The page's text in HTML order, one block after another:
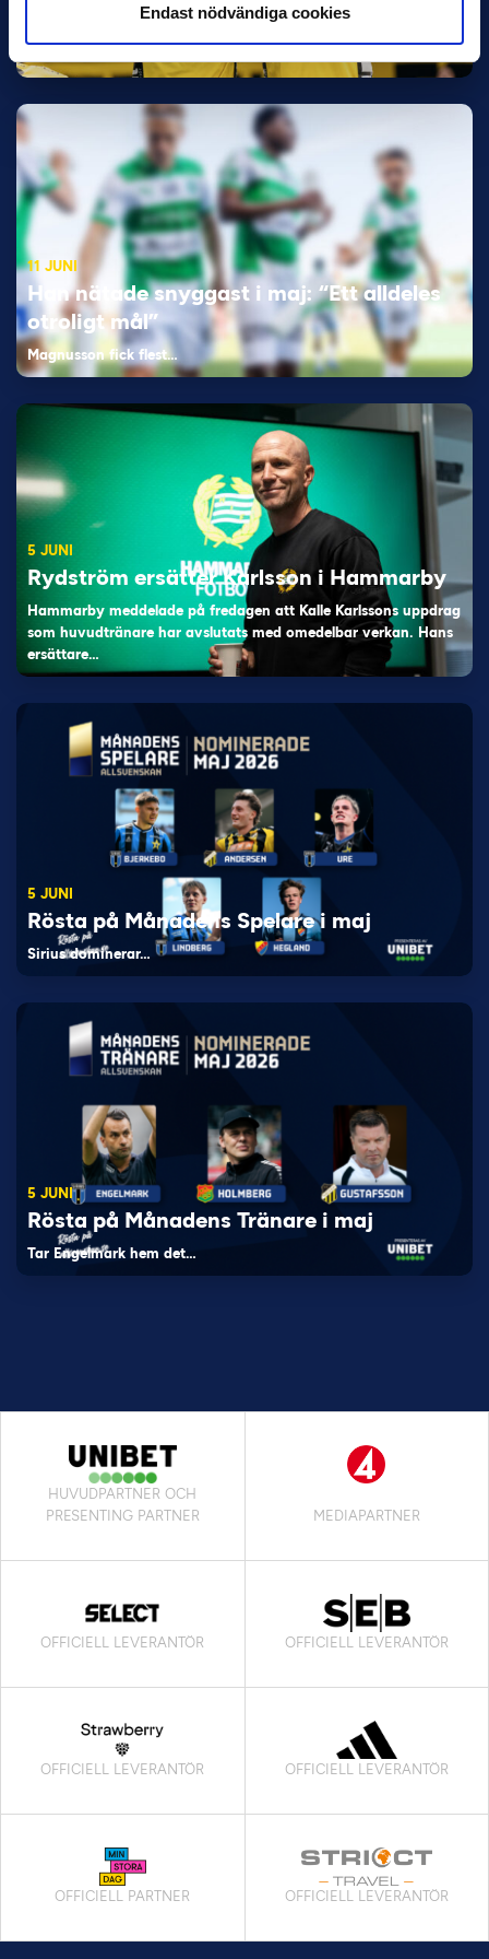
Endast nödvändiga cookies
Bosnien & Hercegovina Armin Gigovic — Helsingborgs IF
11 JUNI
Han nätade snyggast i maj: “Ett alldeles
otroligt mål”
Magnusson fick flest…
5 JUNI
Rydström ersätter Karlsson i Hammarby
Hammarby meddelade på fredagen att Kalle Karlssons uppdrag
som huvudtränare har avslutats med omedelbar verkan. Hans
ersättare…
5 JUNI
Rösta på Månadens Spelare i maj
Sirius dominerar…
5 JUNI
Rösta på Månadens Tränare i maj
Tar Engelmark hem det…
HUVUDPARTNER OCH
PRESENTING PARTNER
MEDIAPARTNER
OFFICIELL LEVERANTÖR OFFICIELL LEVERANTÖR
OFFICIELL LEVERANTÖR OFFICIELL LEVERANTÖR
OFFICIELL PARTNER OFFICIELL LEVERANTÖR